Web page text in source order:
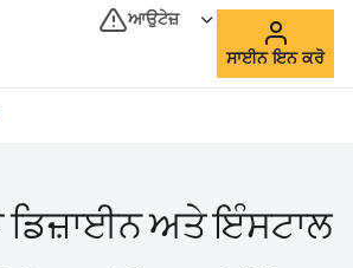
ਆਉਟੇਜ਼
ਸਾਈਨ ਇਨ ਕਰੋ
ਡਿਜ਼ਾਈਨ ਅਤੇ ਇੰਸਟਾਲ